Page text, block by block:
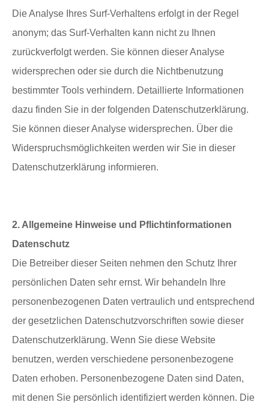
Die Analyse Ihres Surf-Verhaltens erfolgt in der Regel
anonym; das Surf-Verhalten kann nicht zu Ihnen
zurückverfolgt werden. Sie können dieser Analyse
widersprechen oder sie durch die Nichtbenutzung
bestimmter Tools verhindern. Detaillierte Informationen
dazu finden Sie in der folgenden Datenschutzerklärung.
Sie können dieser Analyse widersprechen. Über die
Widerspruchsmöglichkeiten werden wir Sie in dieser
Datenschutzerklärung informieren.
2. Allgemeine Hinweise und Pflichtinformationen
Datenschutz
Die Betreiber dieser Seiten nehmen den Schutz Ihrer
persönlichen Daten sehr ernst. Wir behandeln Ihre
personenbezogenen Daten vertraulich und entsprechend
der gesetzlichen Datenschutzvorschriften sowie dieser
Datenschutzerklärung. Wenn Sie diese Website
benutzen, werden verschiedene personenbezogene
Daten erhoben. Personenbezogene Daten sind Daten,
mit denen Sie persönlich identifiziert werden können. Die